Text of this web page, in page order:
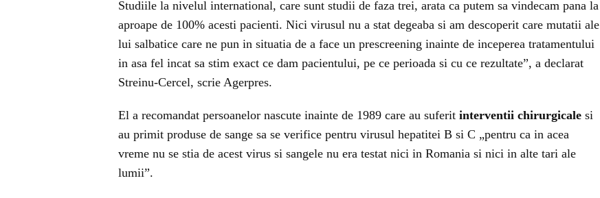
Studiile la nivelul international, care sunt studii de faza trei, arata ca putem sa vindecam pana la
aproape de 100% acesti pacienti. Nici virusul nu a stat degeaba si am descoperit care mutatii ale
lui salbatice care ne pun in situatia de a face un prescreening inainte de inceperea tratamentului
in asa fel incat sa stim exact ce dam pacientului, pe ce perioada si cu ce rezultate”, a declarat
Streinu-Cercel, scrie Agerpres.
El a recomandat persoanelor nascute inainte de 1989 care au suferit interventii chirurgicale si
au primit produse de sange sa se verifice pentru virusul hepatitei B si C „pentru ca in acea
vreme nu se stia de acest virus si sangele nu era testat nici in Romania si nici in alte tari ale
lumii”.